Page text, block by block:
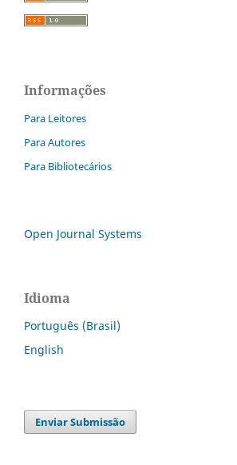
Informações
Para Leitores
Para Autores
Para Bibliotecários
Open Journal Systems
Idioma
Português (Brasil)
English
Enviar Submissão